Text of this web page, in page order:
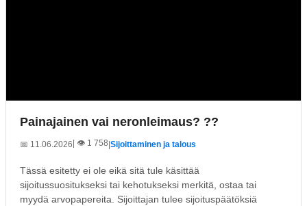
Painajainen vai neronleimaus? ??
📅 11.06.2026 | 👁️ 1 758|Sijoittaminen ja talous
Tässä esitetty ei ole eikä sitä tule käsittää
sijoitussuositukseksi tai kehotukseksi merkitä, ostaa tai
myydä arvopapereita. Sijoittajan tulee sijoituspäätöksiä